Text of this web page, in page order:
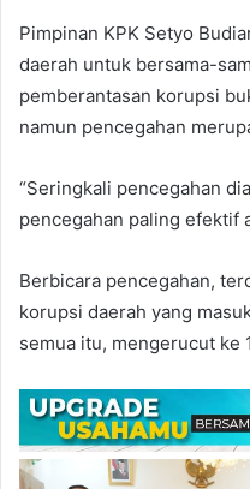
Pimpinan KPK Setyo
daerah untuk bersama-
pemberantasan korupsi
namun pencegahan
“Seringkali pencegahan
pencegahan paling efektif
Berbicara pencegahan,
korupsi daerah yang
semua itu, mengerucut ke